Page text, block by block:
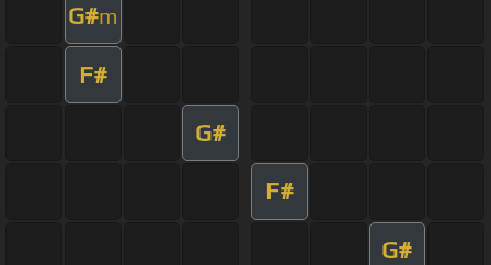
G#m
F#
G#
F#
G#